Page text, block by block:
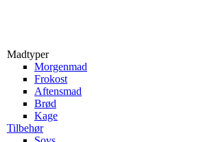
Madtyper
Morgenmad
Frokost
Aftensmad
Brød
Kage
Tilbehør